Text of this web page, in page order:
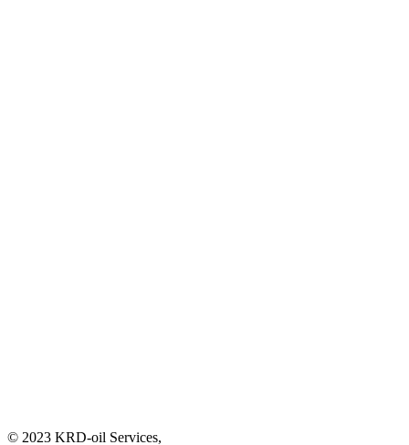
© 2023 KRD-oil Services,